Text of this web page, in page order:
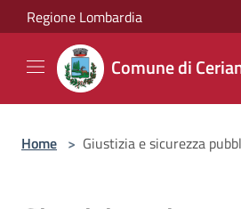
Salta al contenuto principale
Regione Lombardia
Comune di
Home > Giustizia e sicurezza